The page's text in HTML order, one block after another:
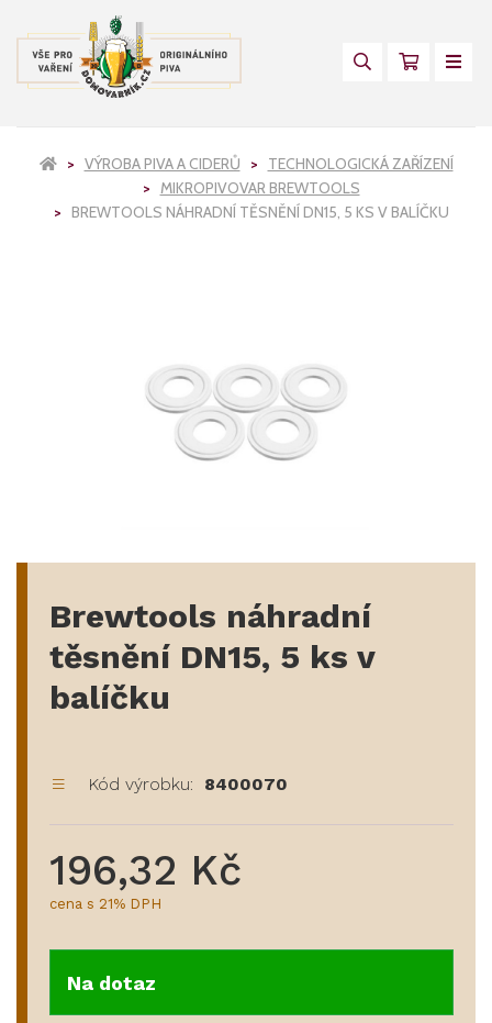
VÝROBA PIVA A CIDERŮ
TECHNOLOGICKÁ ZAŘÍZENÍ
MIKROPIVOVAR BREWTOOLS
BREWTOOLS NÁHRADNÍ TĚSNĚNÍ DN15, 5 KS V BALÍČKU
Brewtools náhradní
těsnění DN15, 5 ks v
balíčku
Kód výrobku: 8400070
196,32 Kč
cena s 21% DPH
Na dotaz